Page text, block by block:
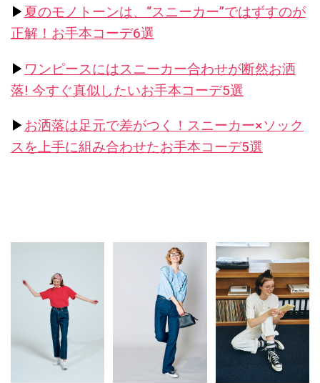
▶︎夏のモノトーンは、“スニーカー”ではずすのが
正解！お手本コーデ6選
▶︎ワンピースにはスニーカー合わせが断然お洒
落! 今すぐ真似したいお手本コーデ5選
▶︎お洒落は足元で差がつく！スニーカー×ソック
スを上手に組み合わせたお手本コーデ5選